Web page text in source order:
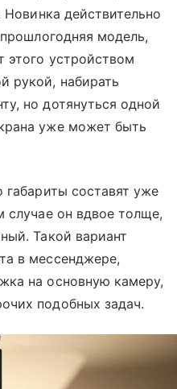
Новинка действительно
модель,
этого устройством
рукой, набирать
но дотянуться одной
уже может быть
составят уже
случае он вдвое толще,
Такой вариант
в мессенджере,
на основную камеру,
подобных задач.